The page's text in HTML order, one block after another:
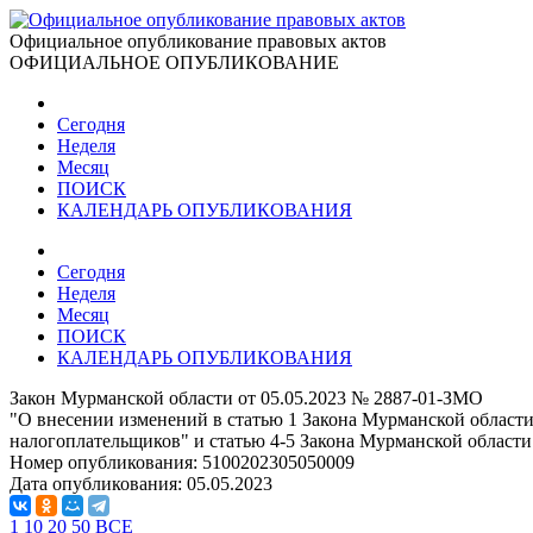
Официальное опубликование правовых актов
ОФИЦИАЛЬНОЕ ОПУБЛИКОВАНИЕ
Сегодня
Неделя
Месяц
ПОИСК
КАЛЕНДАРЬ ОПУБЛИКОВАНИЯ
Сегодня
Неделя
Месяц
ПОИСК
КАЛЕНДАРЬ ОПУБЛИКОВАНИЯ
Закон Мурманской области от 05.05.2023 № 2887-01-ЗМО
"О внесении изменений в статью 1 Закона Мурманской
налогоплательщиков" и статью 4-5 Закона Мурманской
Номер опубликования: 5100202305050009
Дата опубликования: 05.05.2023
1 10 20 50 ВСЕ